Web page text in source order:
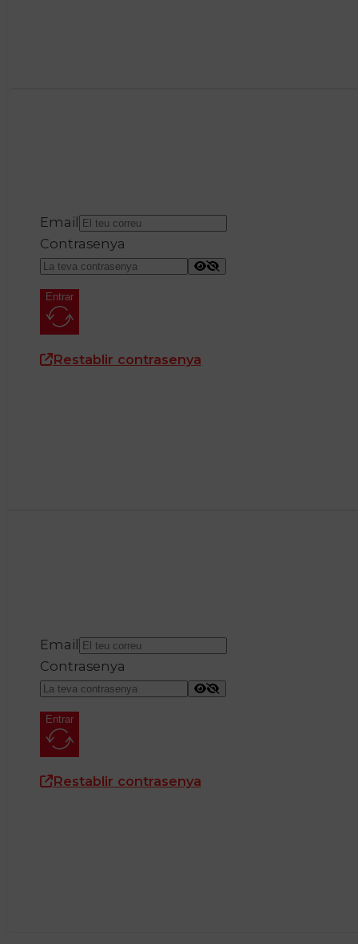
Email
Contrasenya
Entrar
Restablir contrasenya
Email
Contrasenya
Entrar
Restablir contrasenya